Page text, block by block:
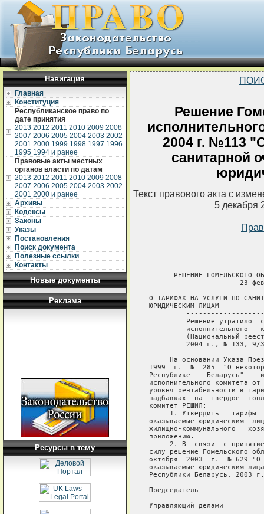
Навигация
Главная
Конституция
Республиканское право по
дате принятия
2013 2012 2011 2010 2009 2008
2007 2006 2005 2004 2003 2002
2001 2000 1999 1998 1997 1996
1995 1994 и ранее
Правовые акты местных
органов власти по датам
2013 2012 2011 2010 2009 2008
2007 2006 2005 2004 2003 2002
2001 2000 и ранее
Архивы
Кодексы
Законы
Указы
Постановления
Поиск документа
Полезные ссылки
Контакты
Новые документы
Реклама
Ресурсы в тему
Решение
2004 г. №113
санитарной
Текст правового акта с
5 декабря
РЕШЕНИЕ ГОМЕЛЬСКОГО ОБЛАСТНОГО ИСПОЛНИТЕЛЬНОГО КОМИТЕТА
                      23 февраля 2004 г. № 113

О ТАРИФАХ НА УСЛУГИ ПО САНИТАРНОЙ ОЧИСТКЕ, ОКАЗЫВАЕМЫЕ
ЮРИДИЧЕСКИМ ЛИЦАМ
         -----------------------------------------------------------
         Решение утратило  силу  решением   Гомельского   областного
         исполнительного   комитета   от  19  июля  2004  г.  №  506
         (Национальный реестр правовых  актов  Республики  Беларусь,
         2004 г., № 133, 9/3588)   

     На основании Указа Президента Республики  Беларусь  от  19  мая
1999  г.  №  285  "О некоторых мерах по стабилизации цен (тарифов) в
Республике    Беларусь"    и    решения    Гомельского    областного
исполнительного комитета от 4 октября 2002 г. № 656 "Об установлении
уровня рентабельности в тарифах на  коммунальные  услуги  и  оптовых
надбавках  на  твердое  топливо" Гомельский областной исполнительный
комитет РЕШИЛ:
     1. Утвердить   тарифы   на   услуги   по   санитарной  очистке,
оказываемые юридическим  лицам  организациями  системы  Министерства
жилищно-коммунального   хозяйства   Республики   Беларусь,  согласно
приложению.
     2. В  связи  с принятием настоящего решения признать утратившим
силу решение Гомельского областного исполнительного  комитета  от  1
октября  2003  г.  № 629 "О тарифах на услуги по санитарной очистке,
оказываемые юридическим лицам" (Национальный реестр  правовых  актов
Республики Беларусь, 2003 г., № 114, 9/2953).

Председатель                                             А.С.Якобсон

Управляющий делами                                 Н.А.Протосовицкий

                                            Приложение
                                            к решению
                                            Гомельского областного
                                            исполнительного комитета
                                            23.02.2004 № 113

                               ТАРИФЫ
   на услуги по санитарной очистке, оказываемые юридическим лицам
 организациями системы Министерства жилищно-коммунального хозяйства
                        Республики Беларусь

----T------------------------------T-------------------------------¬
¦   ¦                              ¦            Тарифы             ¦
¦   ¦                              +-----------T---------T---------+
¦   ¦                              ¦для        ¦         ¦         ¦
¦   ¦                              ¦жилищного  ¦         ¦         ¦
¦   ¦                              ¦фонда      ¦         ¦         ¦
¦   ¦                              ¦юридических¦         ¦для      ¦
¦   ¦                              ¦лиц        ¦для      ¦прочих   ¦
¦ № ¦                              ¦государ-   ¦бюджетной¦юридичес-¦
¦п/п¦   Наименование организации   ¦ственной и ¦организа-¦ких      ¦
¦   ¦                              ¦негосудар- ¦ции      ¦лиц      ¦
¦   ¦                              ¦ственной   ¦         ¦         ¦
¦   ¦                              ¦форм       ¦         ¦         ¦
¦   ¦                              ¦собствен-  ¦         ¦         ¦
¦   ¦                              ¦ности      ¦         ¦         ¦
¦   ¦                              +-----------+---------+---------+
¦   ¦                              ¦   без налога на добавленную   ¦
¦   ¦                              ¦     стоимость (рублей за      ¦
¦   ¦                              ¦       1 кубический метр)      ¦
+---+------------------------------+-----------T---------T---------+
¦ 1 ¦Город (далее - г.) Гомель,    ¦    4255   ¦   8751  ¦   9217  ¦
¦   ¦коммунальное унитарное        ¦           ¦         ¦         ¦
¦   ¦предприятие "Спецкоммунтранс" ¦           ¦         ¦         ¦
+---+------------------------------+-----------+---------+---------+
¦ 2 ¦г.Мозырь, коммунальное        ¦    4121   ¦   4947  ¦   5961  ¦
¦   ¦дочернее унитарное            ¦           ¦         ¦         ¦
¦   ¦предприятие "Мозырская        ¦           ¦         ¦         ¦
¦   ¦спецавтобаза"                 ¦           ¦         ¦         ¦
+---+------------------------------+-----------+---------+---------+
¦ 3 ¦г.Речица, коммунальное        ¦    4920   ¦   4938  ¦   5366  ¦
¦   ¦унитарное предприятие         ¦           ¦         ¦         ¦
¦   ¦"Речицаблагоустройство"       ¦           ¦         ¦         ¦
+---+------------------------------+-----------+---------+---------+
¦ 4